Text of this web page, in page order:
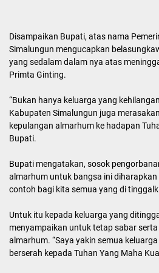
Disampaikan Bupati, atas nama
Simalungun mengucapkan
yang sedalam dalam nya atas
“Bukan hanya keluarga yang
Kabupaten Simalungun juga
kepulangan almarhum ke hadapan